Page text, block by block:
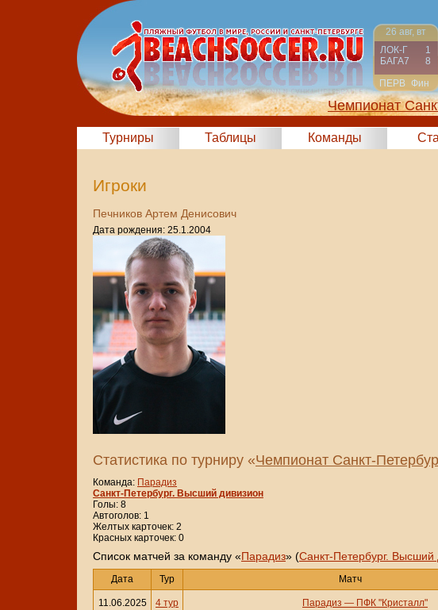
26 авг, вт
ЛОК-Г
1
БАГА7
8
ПЕРВ Фин
Чемпионат
Турниры Таблицы Команды
Игроки
Печников Артем Денисович
Дата рождения: 25.1.2004
Статистика по турниру «Чемпионат Санкт-
Команда: Парадиз
Санкт-Петербург. Высший дивизион
Голы: 8
Автоголов: 1
Желтых карточек: 2
Красных карточек: 0
Cписок матчей за команду «Парадиз» (Санкт-Петербург. Высший
Дата Тур Матч
11.06.2025 4 тур Парадиз — ПФК "Кристалл"